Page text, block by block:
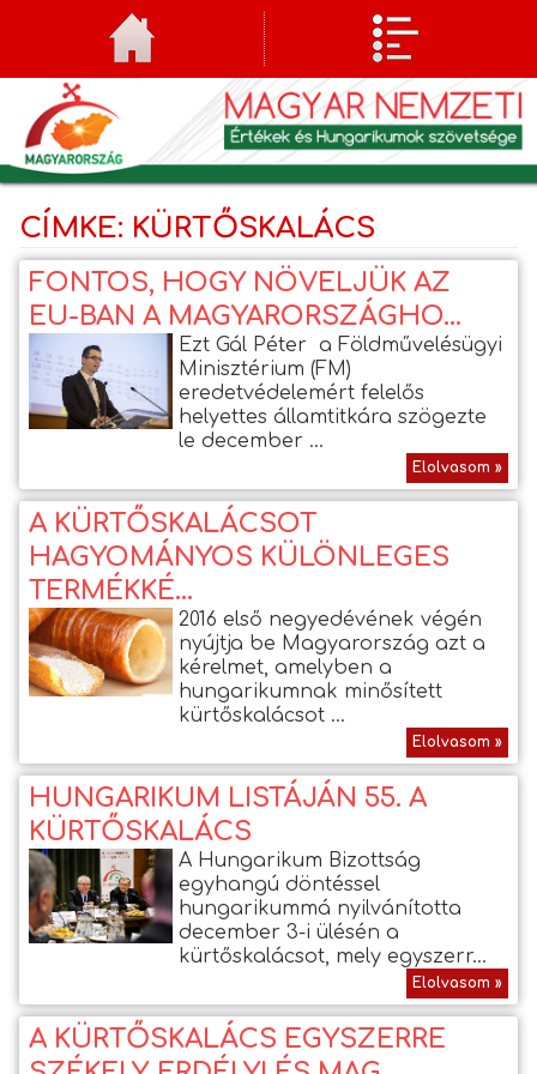
CÍMKE: KÜRTŐSKALÁCS
FONTOS, HOGY NÖVELJÜK AZ
EU-BAN A MAGYARORSZÁGHO...
Ezt Gál Péter a Földművelésügyi
Minisztérium (FM)
eredetvédelemért felelős
helyettes államtitkára szögezte
le december ...
Elolvasom »
A KÜRTŐSKALÁCSOT
HAGYOMÁNYOS KÜLÖNLEGES
TERMÉKKÉ...
2016 első negyedévének végén
nyújtja be Magyarország azt a
kérelmet, amelyben a
hungarikumnak minősített
kürtőskalácsot ...
Elolvasom »
HUNGARIKUM LISTÁJÁN 55. A
KÜRTŐSKALÁCS
A Hungarikum Bizottság
egyhangú döntéssel
hungarikummá nyilvánította
december 3-i ülésén a
kürtőskalácsot, mely egyszerr...
Elolvasom »
A KÜRTŐSKALÁCS EGYSZERRE